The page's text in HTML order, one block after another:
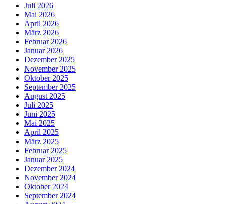
Juli 2026
Mai 2026
April 2026
März 2026
Februar 2026
Januar 2026
Dezember 2025
November 2025
Oktober 2025
September 2025
August 2025
Juli 2025
Juni 2025
Mai 2025
April 2025
März 2025
Februar 2025
Januar 2025
Dezember 2024
November 2024
Oktober 2024
September 2024